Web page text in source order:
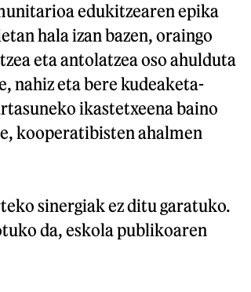
edukitzearen epika
hala izan bazen, oraingo
eta antolatzea oso ahulduta
nahiz eta bere kudeaketa-
ikastetxeena baino
kooperatibisten ahalmen
sinergiak ez ditu garatuko.
da, eskola publikoaren